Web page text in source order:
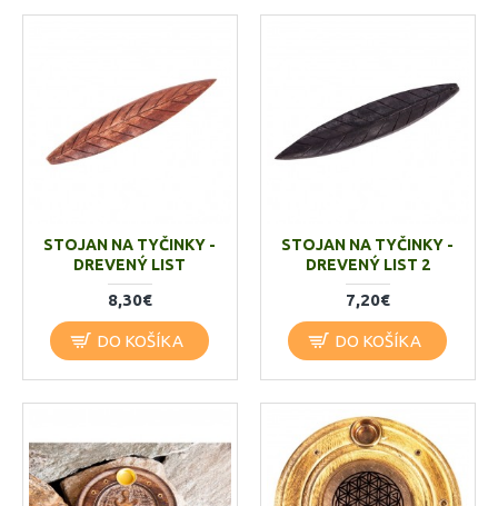
STOJAN NA TYČINKY -
DREVENÝ LIST
8,30€
DO KOŠÍKA
STOJAN NA TYČINKY -
DREVENÝ LIST 2
7,20€
DO KOŠÍKA